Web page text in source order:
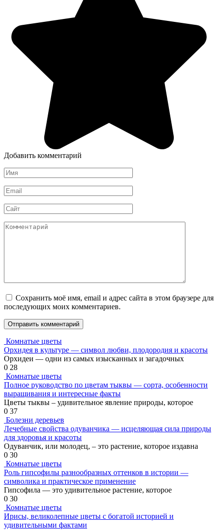
Добавить комментарий
Имя
*
Email
*
Сайт
Комментарий
Сохранить моё имя, email и адрес сайта в этом браузере для
последующих моих комментариев.
Комнатые цветы
Орхидея в культуре — символ любви, плодородия и красоты
Орхидеи — одни из самых изысканных и загадочных
0 28
Комнатые цветы
Полное руководство по цветам тыквы — сорта, особенности
выращивания и интересные факты
Цветы тыквы – удивительное явление природы, которое
0 37
Болезни деревьев
Лечебные свойства одуванчика — исцеляющая сила природы
для здоровья и красоты
Одуванчик, или молодец, – это растение, которое издавна
0 30
Комнатые цветы
Роль гипсофилы разнообразных оттенков в истории —
символика и практическое применение
Гипсофила — это удивительное растение, которое
0 30
Комнатые цветы
Ирисы, великолепные цветы с богатой историей и
удивительными фактами